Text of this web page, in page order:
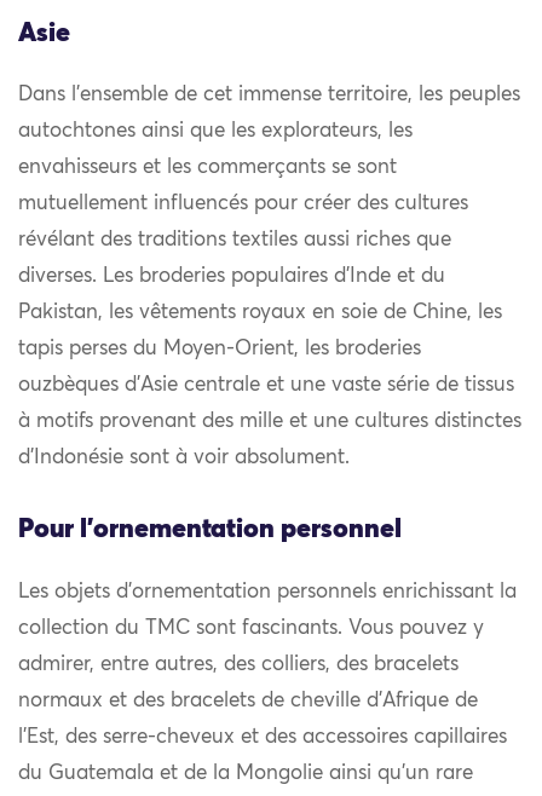
Asie
Dans l’ensemble de cet immense territoire, les peuples
autochtones ainsi que les explorateurs, les
envahisseurs et les commerçants se sont
mutuellement influencés pour créer des cultures
révélant des traditions textiles aussi riches que
diverses. Les broderies populaires d’Inde et du
Pakistan, les vêtements royaux en soie de Chine, les
tapis perses du Moyen-Orient, les broderies
ouzbèques d’Asie centrale et une vaste série de tissus
à motifs provenant des mille et une cultures distinctes
d’Indonésie sont à voir absolument.
Pour l'ornementation personnel
Les objets d’ornementation personnels enrichissant la
collection du TMC sont fascinants. Vous pouvez y
admirer, entre autres, des colliers, des bracelets
normaux et des bracelets de cheville d’Afrique de
l’Est, des serre-cheveux et des accessoires capillaires
du Guatemala et de la Mongolie ainsi qu’un rare